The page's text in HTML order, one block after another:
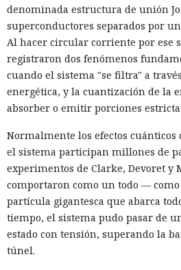
denominada estructura de unión
superconductores separados por
Al hacer circular corriente por ese
registraron dos fenómenos
cuando el sistema "se filtra" a
energética, y la cuantización de la
absorber o emitir porciones
Normalmente los efectos cuánticos
el sistema participan millones de
experimentos de Clarke, Devoret y
comportaron como un todo —
partícula gigantesca que abarca
tiempo, el sistema pudo pasar de
estado con tensión, superando la
túnel.